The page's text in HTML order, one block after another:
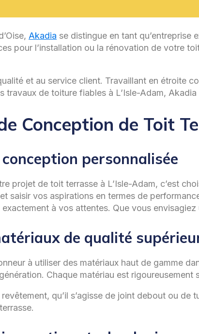
Akadia se distingue en tant qu’entreprise
pour l’installation ou la rénovation de votre
et au service client. Travaillant en étroite
travaux de toiture fiables à L’Isle-Adam,
Conception de Toit
personnalisée
projet de toit terrasse à L’Isle-Adam, c’est
saisir vos aspirations en termes de
à vos attentes. Que vous
de qualité
à utiliser des matériaux haut de gamme
Chaque matériau est
qu’il s’agisse de joint debout ou